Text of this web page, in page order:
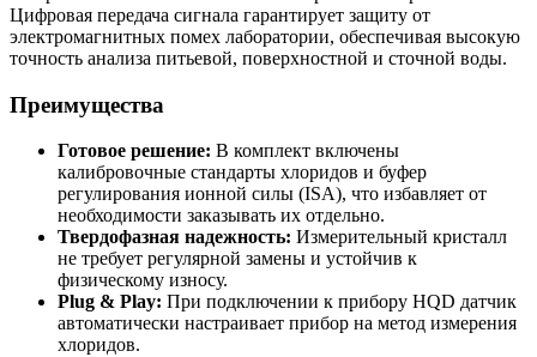
Цифровая передача сигнала гарантирует защиту от
электромагнитных помех лаборатории, обеспечивая высокую
точность анализа питьевой, поверхностной и сточной воды.
Преимущества
Готовое решение: В комплект включены
калибровочные стандарты хлоридов и буфер
регулирования ионной силы (ISA), что избавляет от
необходимости заказывать их отдельно.
Твердофазная надежность: Измерительный кристалл
не требует регулярной замены и устойчив к
физическому износу.
Plug & Play: При подключении к прибору HQD датчик
автоматически настраивает прибор на метод измерения
хлоридов.